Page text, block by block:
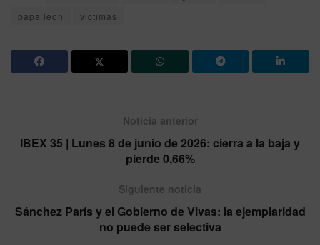
papa leon
victimas
Noticia anterior
IBEX 35 | Lunes 8 de junio de 2026: cierra a la baja y
pierde 0,66%
Siguiente noticia
Sánchez París y el Gobierno de Vivas: la ejemplaridad
no puede ser selectiva